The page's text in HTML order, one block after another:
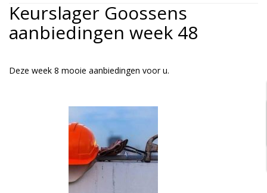
Keurslager Goossens
aanbiedingen week 48
Deze week 8 mooie aanbiedingen voor u.